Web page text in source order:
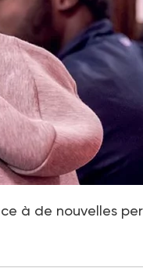
à de nouvelles